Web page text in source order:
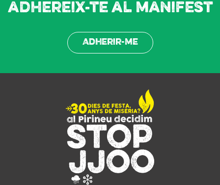
adhereix-te al manifest
Adherir-me